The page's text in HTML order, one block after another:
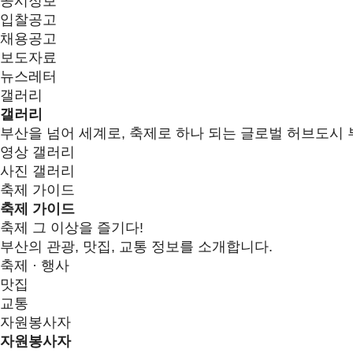
입찰공고
채용공고
보도자료
뉴스레터
갤러리
갤러리
부산을 넘어 세계로, 축제로 하나 되는 글로벌 허브도시
영상 갤러리
사진 갤러리
축제 가이드
축제 가이드
축제 그 이상을 즐기다!
부산의 관광, 맛집, 교통 정보를 소개합니다.
축제 · 행사
맛집
교통
자원봉사자
자원봉사자